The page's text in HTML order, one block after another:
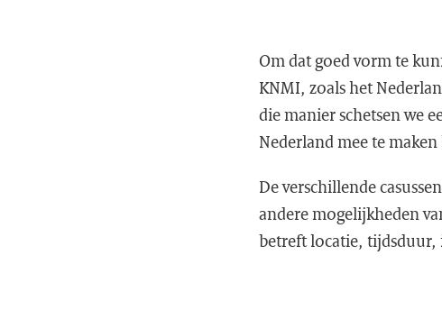
Om dat goed vorm te
KNMI, zoals het
die manier schetsen we
Nederland mee te
De verschillende
andere mogelijkheden
betreft locatie, tijdsduur,